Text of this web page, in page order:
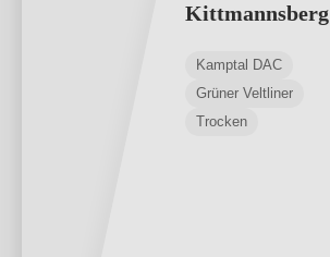
Kittmannsberg
Kamptal DAC
Grüner Veltliner
Trocken